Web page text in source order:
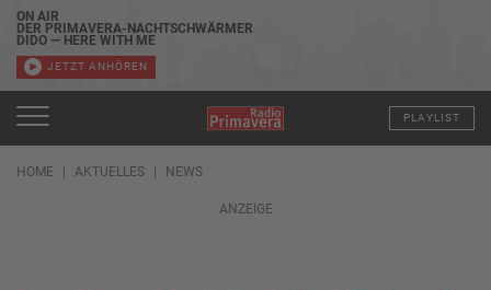
ON AIR
DER PRIMAVERA-NACHTSCHWÄRMER
DIDO — HERE WITH ME
JETZT ANHÖREN
PLAYLIST
HOME AKTUELLES NEWS
ANZEIGE